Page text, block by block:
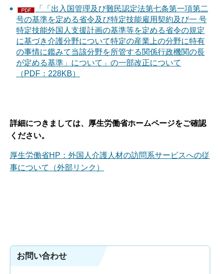
「「出入国管理及び難民認定法第七条第一項第二
号の基準を定める省令及び特定技能雇用契約及び一 号
特定技能外国人支援計画の基準等を定める省令の規定
に基づき介護分野について特定の産業上の分野に特有
の事情に鑑みて当該分野を所管する関係行政機関の長
が定める基準」について」の一部改正について
（PDF：228KB）
詳細につきましては、厚生労働省ホームページをご確認
ください。
厚生労働省HP：外国人介護人材の訪問系サービスへの従
事について（外部リンク）
お問い合わせ